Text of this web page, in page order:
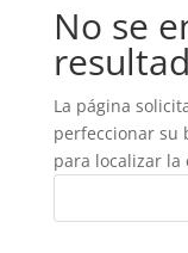
No se
La página
perfeccionar su
para localizar la